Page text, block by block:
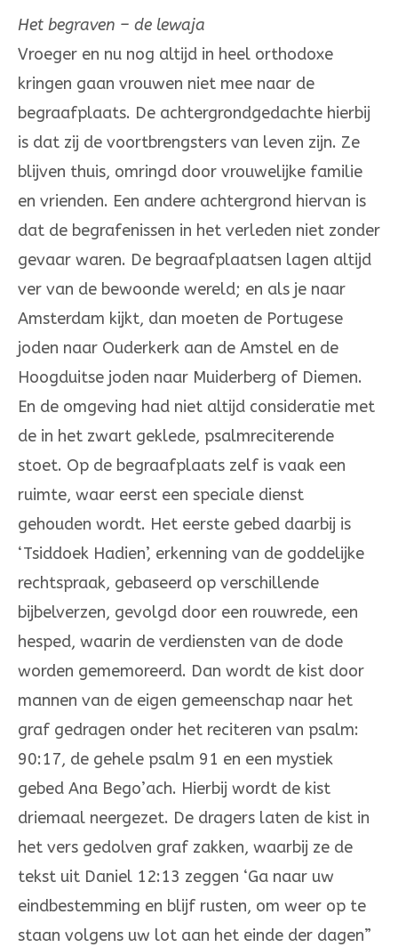
Het begraven – de lewaja
Vroeger en nu nog altijd in heel orthodoxe
kringen gaan vrouwen niet mee naar de
begraafplaats. De achtergrondgedachte hierbij
is dat zij de voortbrengsters van leven zijn. Ze
blijven thuis, omringd door vrouwelijke familie
en vrienden. Een andere achtergrond hiervan is
dat de begrafenissen in het verleden niet zonder
gevaar waren. De begraafplaatsen lagen altijd
ver van de bewoonde wereld; en als je naar
Amsterdam kijkt, dan moeten de Portugese
joden naar Ouderkerk aan de Amstel en de
Hoogduitse joden naar Muiderberg of Diemen.
En de omgeving had niet altijd consideratie met
de in het zwart geklede, psalmreciterende
stoet. Op de begraafplaats zelf is vaak een
ruimte, waar eerst een speciale dienst
gehouden wordt. Het eerste gebed daarbij is
‘Tsiddoek Hadien’, erkenning van de goddelijke
rechtspraak, gebaseerd op verschillende
bijbelverzen, gevolgd door een rouwrede, een
hesped, waarin de verdiensten van de dode
worden gememoreerd. Dan wordt de kist door
mannen van de eigen gemeenschap naar het
graf gedragen onder het reciteren van psalm:
90:17, de gehele psalm 91 en een mystiek
gebed Ana Bego’ach. Hierbij wordt de kist
driemaal neergezet. De dragers laten de kist in
het vers gedolven graf zakken, waarbij ze de
tekst uit Daniel 12:13 zeggen ‘Ga naar uw
eindbestemming en blijf rusten, om weer op te
staan volgens uw lot aan het einde der dagen”